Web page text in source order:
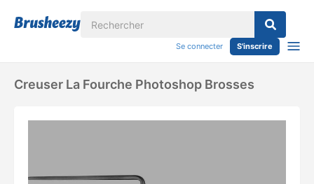
Se connecter S'inscrire
Creuser La Fourche Photoshop Brosses